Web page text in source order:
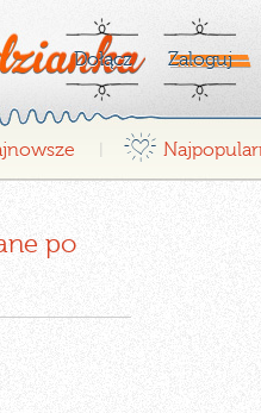
Dołącz Zaloguj
¤
po